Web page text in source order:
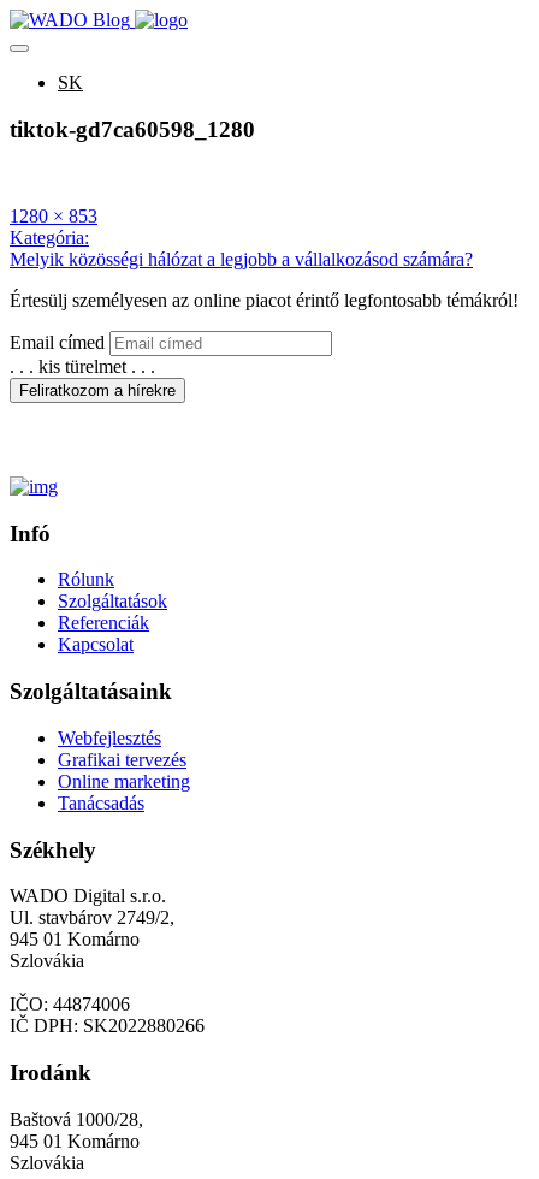
SK
tiktok-gd7ca60598_1280
Teljes
méret
1280 × 853
Bejegyzés
navigáció
Kategória:
Melyik közösségi hálózat a legjobb a vállalkozásod számára?
Értesülj személyesen az online piacot érintő legfontosabb témákról!
Email címed
. . . kis türelmet . . .
Feliratkozom a hírekre
Infó
Rólunk
Szolgáltatások
Referenciák
Kapcsolat
Szolgáltatásaink
Webfejlesztés
Grafikai tervezés
Online marketing
Tanácsadás
Székhely
WADO Digital s.r.o.
Ul. stavbárov 2749/2,
945 01 Komárno
Szlovákia
IČO: 44874006
IČ DPH: SK2022880266
Irodánk
Baštová 1000/28,
945 01 Komárno
Szlovákia